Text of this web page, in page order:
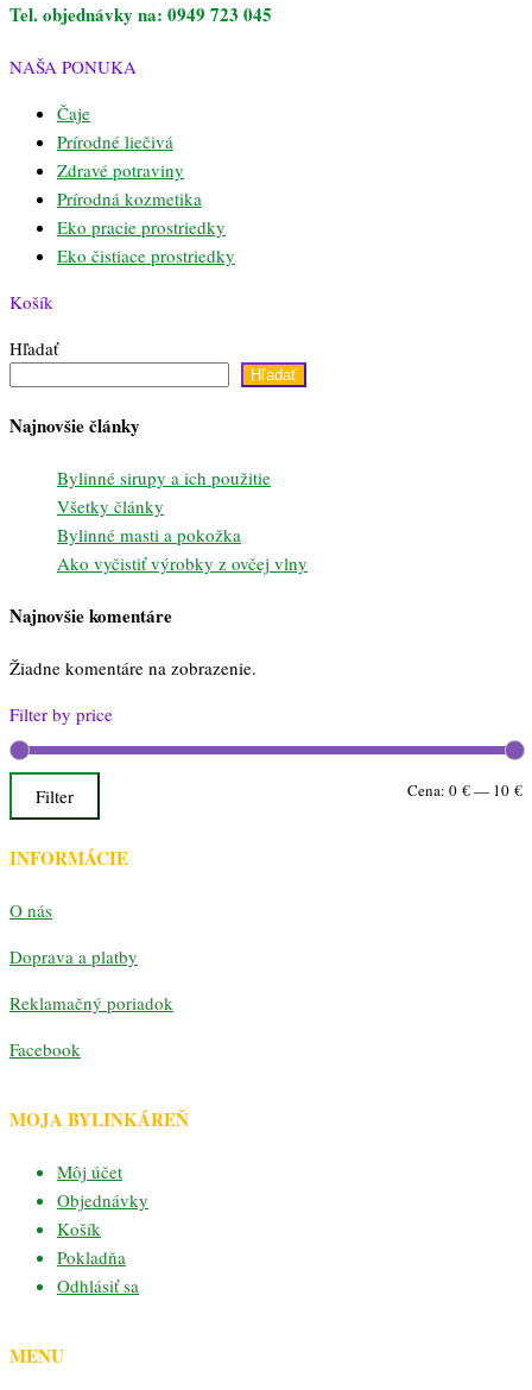
Tel. objednávky na: 0949 723 045
NAŠA PONUKA
Čaje
Prírodné liečivá
Zdravé potraviny
Prírodná kozmetika
Eko pracie prostriedky
Eko čistiace prostriedky
Košík
Hľadať
Hľadať
Najnovšie články
Bylinné sirupy a ich použitie
Všetky články
Bylinné masti a pokožka
Ako vyčistiť výrobky z ovčej vlny
Najnovšie komentáre
Žiadne komentáre na zobrazenie.
Filter by price
Filter Cena: 0 €— 10 €
INFORMÁCIE
O nás
Doprava a platby
Reklamačný poriadok
Facebook
MOJA BYLINKÁREŇ
Môj účet
Objednávky
Košík
Pokladňa
Odhlásiť sa
MENU